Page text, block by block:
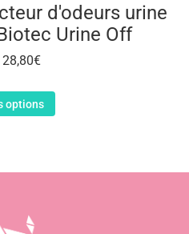
d'odeurs urine
Urine Off
28,80€
options